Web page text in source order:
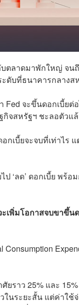
ตลาดมาพักใหญ่ จน
ดับที่ธนาคารกลางส
Fed จะขึ้นดอกเบี้ย
กิจสหรัฐฯ ชะลอตัวแ
เบี้ยจะจบที่เท่าไร
ป ‘ลด’ ดอกเบี้ย พ
ะเพิ่มโอกาสจบขาขึ้
ราว 25% และ
ในระยะสั้น แต่ค่า